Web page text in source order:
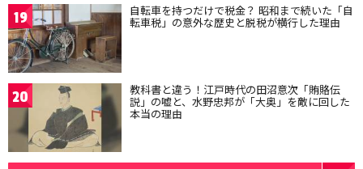
19 自転車を持つだけで税金？ 昭和まで続いた「自
転車税」の意外な歴史と脱税が横行した理由
20 教科書と違う！江戸時代の田沼意次「賄賂伝
説」の嘘と、水野忠邦が「大奥」を敵に回した
本当の理由